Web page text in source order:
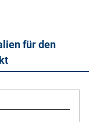
für den